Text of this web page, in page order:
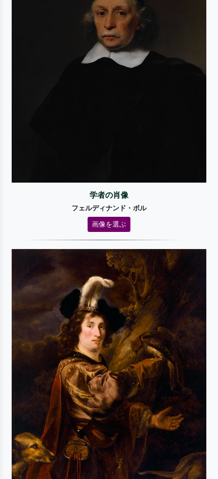
学者の肖像
フェルディナンド・ボル
画像を選ぶ